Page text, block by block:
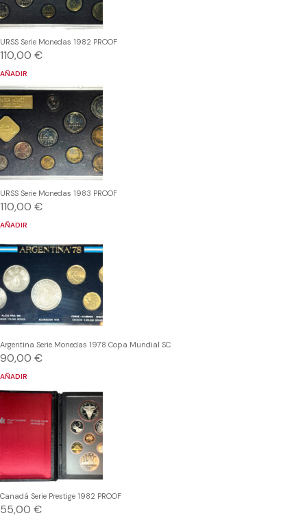
URSS Serie Monedas 1982 PROOF
110,00 €
AÑADIR
URSS Serie Monedas 1983 PROOF
110,00 €
AÑADIR
Argentina Serie Monedas 1978 Copa Mundial SC
90,00 €
AÑADIR
Canadá Serie Prestige 1982 PROOF
55,00 €